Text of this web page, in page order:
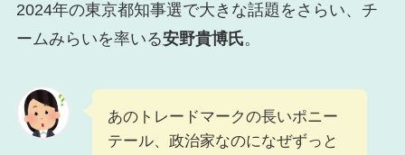
2024年の東京都知事選で大きな話題をさらい、チ
ームみらいを率いる安野貴博氏。
あのトレードマークの長いポニー
テール、政治家なのになぜずっと